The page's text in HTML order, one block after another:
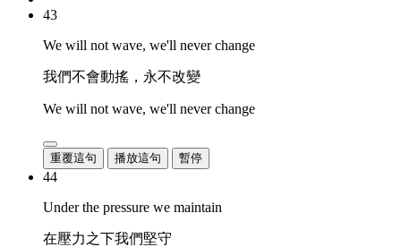
43
We will not wave, we'll never change
我們不會動搖，永不改變
We will not wave, we'll never change
重覆這句 播放這句 暫停
44
Under the pressure we maintain
在壓力之下我們堅守